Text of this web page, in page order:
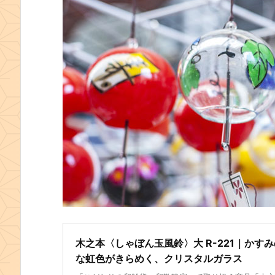
木之本〈しゃぼん玉風鈴〉大 R-221｜かす
な虹色がきらめく、クリスタルガラス